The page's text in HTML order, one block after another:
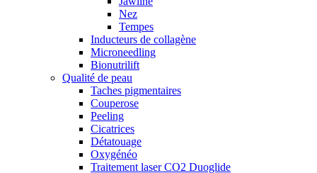
Nez
Tempes
Inducteurs de collagène
Microneedling
Bionutrilift
Qualité de peau
Taches pigmentaires
Couperose
Peeling
Cicatrices
Détatouage
Oxygénéo
Traitement laser CO2 Duoglide